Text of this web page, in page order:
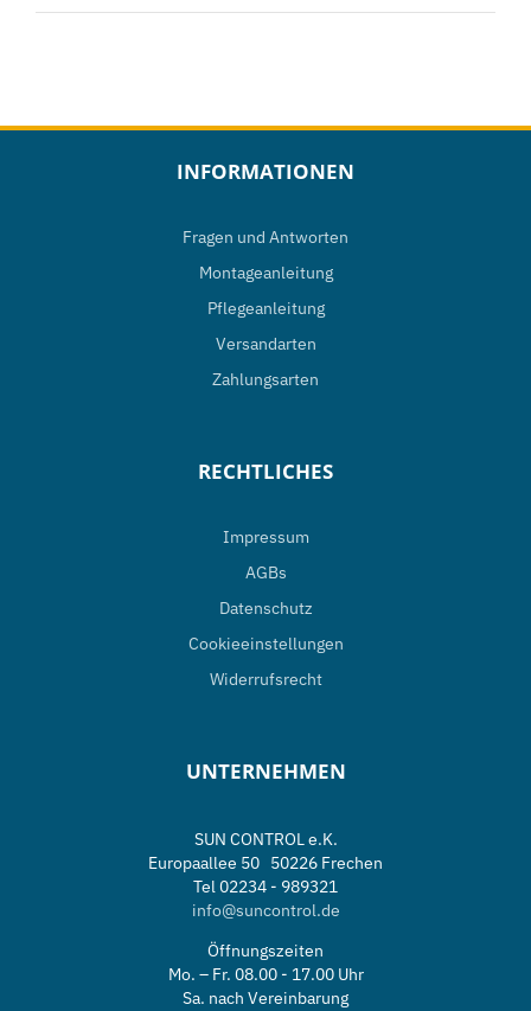
INFORMATIONEN
Fragen und Antworten
Montageanleitung
Pflegeanleitung
Versandarten
Zahlungsarten
RECHTLICHES
Impressum
AGBs
Datenschutz
Cookieeinstellungen
Widerrufsrecht
UNTERNEHMEN
SUN CONTROL e.K.
Europaallee 50 50226 Frechen
Tel 02234 - 989321
info@suncontrol.de
Öffnungszeiten
Mo. – Fr. 08.00 - 17.00 Uhr
Sa. nach Vereinbarung